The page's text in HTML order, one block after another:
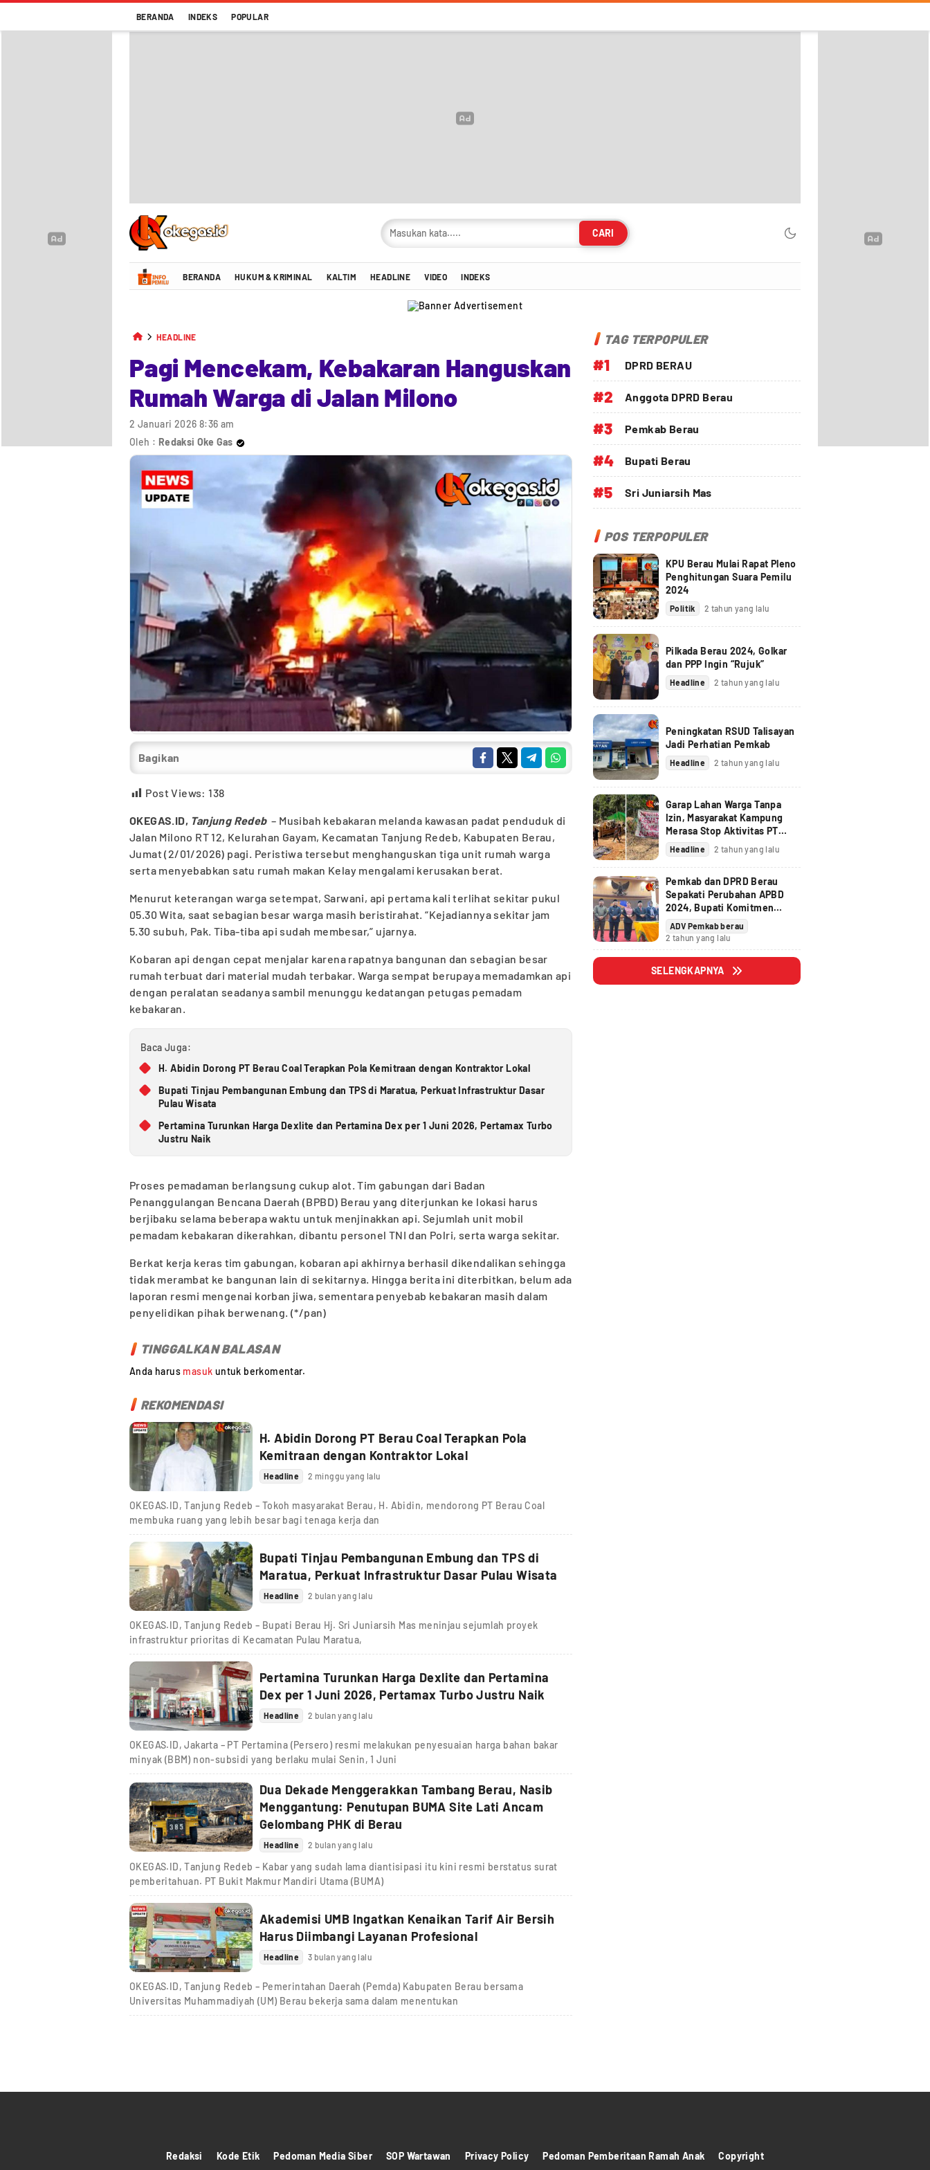
BERANDA INDEKS POPULAR
Oke Gas Indonesia | Energi Positif Informasi Terkini!
CARI
BERANDA HUKUM & KRIMINAL KALTIM HEADLINE VIDEO INDEKS
HEADLINE
Pagi Mencekam, Kebakaran Hanguskan
Rumah Warga di Jalan Milono
2 Januari 2026 8:36 am
Oleh : Redaksi Oke Gas
Bagikan
Post Views: 138
OKEGAS.ID, Tanjung Redeb – Musibah kebakaran melanda kawasan padat penduduk di
Jalan Milono RT 12, Kelurahan Gayam, Kecamatan Tanjung Redeb, Kabupaten Berau,
Jumat (2/01/2026) pagi. Peristiwa tersebut menghanguskan tiga unit rumah warga
serta menyebabkan satu rumah makan Kelay mengalami kerusakan berat.
Menurut keterangan warga setempat, Sarwani, api pertama kali terlihat sekitar pukul
05.30 Wita, saat sebagian besar warga masih beristirahat. “Kejadiannya sekitar jam
5.30 subuh, Pak. Tiba-tiba api sudah membesar,” ujarnya.
Kobaran api dengan cepat menjalar karena rapatnya bangunan dan sebagian besar
rumah terbuat dari material mudah terbakar. Warga sempat berupaya memadamkan api
dengan peralatan seadanya sambil menunggu kedatangan petugas pemadam
kebakaran.
Baca Juga:
H. Abidin Dorong PT Berau Coal Terapkan Pola Kemitraan dengan Kontraktor Lokal
Bupati Tinjau Pembangunan Embung dan TPS di Maratua, Perkuat Infrastruktur Dasar
Pulau Wisata
Pertamina Turunkan Harga Dexlite dan Pertamina Dex per 1 Juni 2026, Pertamax Turbo
Justru Naik
Proses pemadaman berlangsung cukup alot. Tim gabungan dari Badan
Penanggulangan Bencana Daerah (BPBD) Berau yang diterjunkan ke lokasi harus
berjibaku selama beberapa waktu untuk menjinakkan api. Sejumlah unit mobil
pemadam kebakaran dikerahkan, dibantu personel TNI dan Polri, serta warga sekitar.
Berkat kerja keras tim gabungan, kobaran api akhirnya berhasil dikendalikan sehingga
tidak merambat ke bangunan lain di sekitarnya. Hingga berita ini diterbitkan, belum ada
laporan resmi mengenai korban jiwa, sementara penyebab kebakaran masih dalam
penyelidikan pihak berwenang. (*/pan)
TINGGALKAN BALASAN
Anda harus masuk untuk berkomentar.
REKOMENDASI
H. Abidin Dorong PT Berau Coal Terapkan Pola
Kemitraan dengan Kontraktor Lokal
Headline 2 minggu yang lalu
OKEGAS.ID, Tanjung Redeb – Tokoh masyarakat Berau, H. Abidin, mendorong PT Berau Coal
membuka ruang yang lebih besar bagi tenaga kerja dan
Bupati Tinjau Pembangunan Embung dan TPS di
Maratua, Perkuat Infrastruktur Dasar Pulau Wisata
Headline 2 bulan yang lalu
OKEGAS.ID, Tanjung Redeb – Bupati Berau Hj. Sri Juniarsih Mas meninjau sejumlah proyek
infrastruktur prioritas di Kecamatan Pulau Maratua,
Pertamina Turunkan Harga Dexlite dan Pertamina
Dex per 1 Juni 2026, Pertamax Turbo Justru Naik
Headline 2 bulan yang lalu
OKEGAS.ID, Jakarta – PT Pertamina (Persero) resmi melakukan penyesuaian harga bahan bakar
minyak (BBM) non-subsidi yang berlaku mulai Senin, 1 Juni
Dua Dekade Menggerakkan Tambang Berau, Nasib
Menggantung: Penutupan BUMA Site Lati Ancam
Gelombang PHK di Berau
Headline 2 bulan yang lalu
OKEGAS.ID, Tanjung Redeb – Kabar yang sudah lama diantisipasi itu kini resmi berstatus surat
pemberitahuan. PT Bukit Makmur Mandiri Utama (BUMA)
Akademisi UMB Ingatkan Kenaikan Tarif Air Bersih
Harus Diimbangi Layanan Profesional
Headline 3 bulan yang lalu
OKEGAS.ID, Tanjung Redeb – Pemerintahan Daerah (Pemda) Kabupaten Berau bersama
Universitas Muhammadiyah (UM) Berau bekerja sama dalam menentukan
TAG TERPOPULER
#1 DPRD BERAU
#2 Anggota DPRD Berau
#3 Pemkab Berau
#4 Bupati Berau
#5 Sri Juniarsih Mas
POS TERPOPULER
KPU Berau Mulai Rapat Pleno
Penghitungan Suara Pemilu
2024
Politik 2 tahun yang lalu
Pilkada Berau 2024, Golkar
dan PPP Ingin “Rujuk”
Headline 2 tahun yang lalu
Peningkatan RSUD Talisayan
Jadi Perhatian Pemkab
Headline 2 tahun yang lalu
Garap Lahan Warga Tanpa
Izin, Masyarakat Kampung
Merasa Stop Aktivitas PT
Berau Coal
Headline 2 tahun yang lalu
Pemkab dan DPRD Berau
Sepakati Perubahan APBD
2024, Bupati Komitmen
Tindak Lanjuti Pandangan
Fraksi
ADV Pemkab berau
2 tahun yang lalu
SELENGKAPNYA
Redaksi Kode Etik Pedoman Media Siber SOP Wartawan Privacy Policy Pedoman Pemberitaan Ramah Anak
Copyright